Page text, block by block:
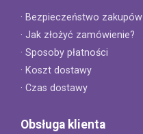
· Bezpieczeństwo zakupów
· Jak złożyć zamówienie?
· Sposoby płatności
· Koszt dostawy
· Czas dostawy
Obsługa klienta